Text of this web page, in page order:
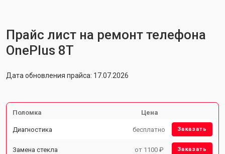
Прайс лист на ремонт телефона
OnePlus 8T
Дата обновления прайса: 17.07.2026
Поломка Цена
Диагностика бесплатно Заказать
Замена стекла от 1100 ₽ Заказать